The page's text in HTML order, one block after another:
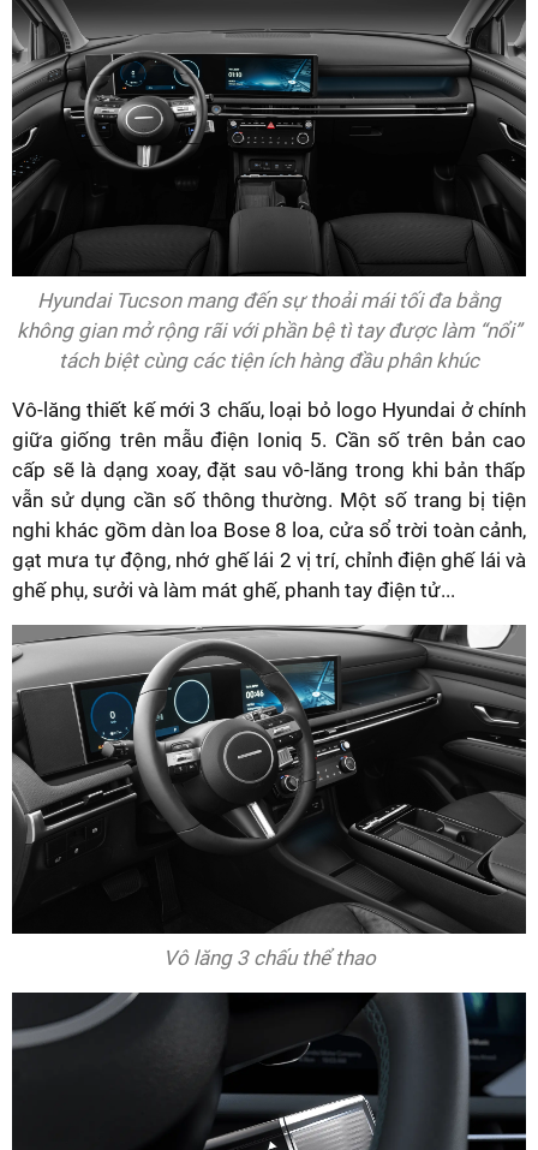
Hyundai Tucson mang đến sự thoải mái tối đa bằng
không gian mở rộng rãi với phần bệ tì tay được làm “nổi”
tách biệt cùng các tiện ích hàng đầu phân khúc
Vô-lăng thiết kế mới 3 chấu, loại bỏ logo Hyundai ở chính
giữa giống trên mẫu điện Ioniq 5. Cần số trên bản cao
cấp sẽ là dạng xoay, đặt sau vô-lăng trong khi bản thấp
vẫn sử dụng cần số thông thường. Một số trang bị tiện
nghi khác gồm dàn loa Bose 8 loa, cửa sổ trời toàn cảnh,
gạt mưa tự động, nhớ ghế lái 2 vị trí, chỉnh điện ghế lái và
ghế phụ, sưởi và làm mát ghế, phanh tay điện tử...
Vô lăng 3 chấu thể thao